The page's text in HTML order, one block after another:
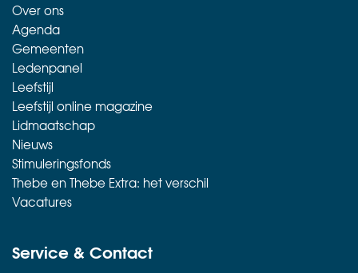
Over ons
Agenda
Gemeenten
Ledenpanel
Leefstijl
Leefstijl online magazine
Lidmaatschap
Nieuws
Stimuleringsfonds
Thebe en Thebe Extra: het verschil
Vacatures
Service & Contact